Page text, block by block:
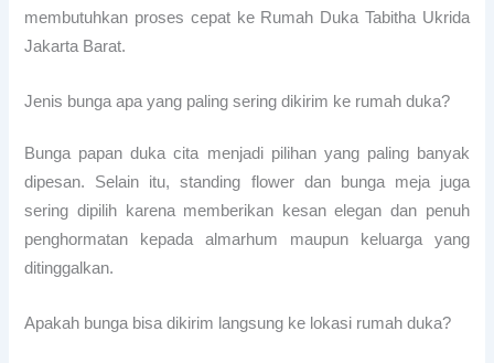
membutuhkan proses cepat ke Rumah Duka Tabitha Ukrida
Jakarta Barat.
Jenis bunga apa yang paling sering dikirim ke rumah duka?
Bunga papan duka cita menjadi pilihan yang paling banyak
dipesan. Selain itu, standing flower dan bunga meja juga
sering dipilih karena memberikan kesan elegan dan penuh
penghormatan kepada almarhum maupun keluarga yang
ditinggalkan.
Apakah bunga bisa dikirim langsung ke lokasi rumah duka?